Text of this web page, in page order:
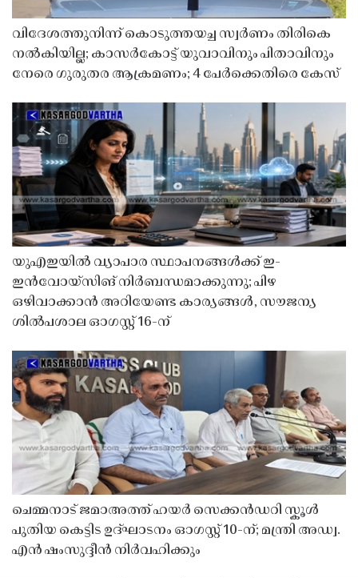
വിദേശത്തുനിന്ന് കൊടുത്തയച്ച സ്വർണം തിരികെ
നൽകിയില്ല; കാസർകോട്ട് യുവാവിനും പിതാവിനും
നേരെ ഗുരുതര ആക്രമണം; 4 പേർക്കെതിരെ കേസ്
യുഎഇയിൽ വ്യാപാര സ്ഥാപനങ്ങൾക്ക് ഇ-
ഇൻവോയ്സിങ് നിർബന്ധമാക്കുന്നു; പിഴ
ഒഴിവാക്കാൻ അറിയേണ്ട കാര്യങ്ങൾ, സൗജന്യ
ശിൽപശാല ഓഗസ്റ്റ് 16-ന്
ചെമ്മനാട് ജമാഅത്ത് ഹയർ സെക്കൻഡറി സ്കൂൾ
പുതിയ കെട്ടിട ഉദ്ഘാടനം ഓഗസ്റ്റ് 10-ന്; മന്ത്രി അഡ്വ.
എൻ ഷംസുദ്ദീൻ നിർവഹിക്കും